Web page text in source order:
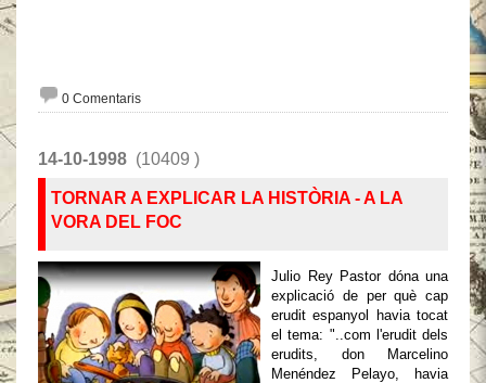
0 Comentaris
14-10-1998 (10409 )
TORNAR A EXPLICAR LA HISTÒRIA - A LA
VORA DEL FOC
Julio Rey Pastor dóna una
explicació de per què cap
erudit espanyol havia tocat
el tema: "..com l'erudit dels
erudits, don Marcelino
Menéndez Pelayo, havia